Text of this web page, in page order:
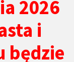
2026
i
będzie